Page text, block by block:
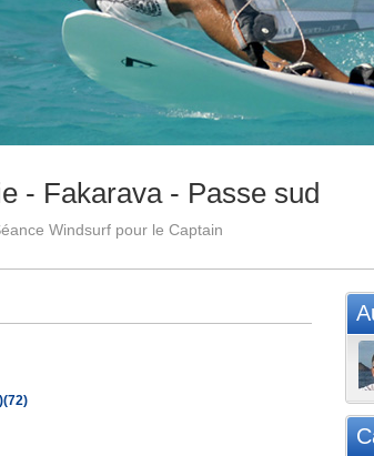
- Fakarava - Passe sud
Windsurf pour le Captain